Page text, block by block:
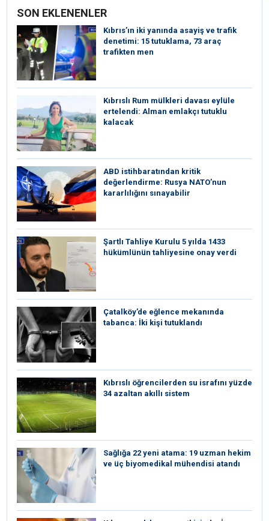
SON EKLENENLER
Kıbrıs’ın iki yanında asayiş ve trafik
denetimi: 15 tutuklama, 73 araç
trafikten men
Kıbrıslı Rum mülkleri davası eylüle
ertelendi: Alman emlakçı tutuklu
kalacak
ABD istihbaratından kritik
değerlendirme: Rusya NATO’nun
kararlılığını sınayabilir
Şartlı Tahliye Kurulu 5 yılda 1433
hükümlünün tahliyesine onay verdi
Çatalköy’de eğlence mekanında
tabanca: İki kişi tutuklandı
Kıbrıslı öğrencilerden su israfını yüzde
34 azaltan akıllı sistem
Sağlığa 22 yeni atama: 19 uzman hekim
ve üç biyomedikal mühendisi atandı